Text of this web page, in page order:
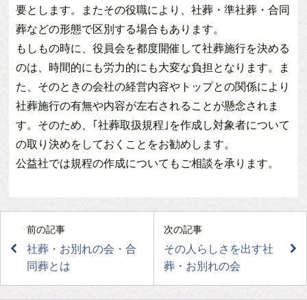
要とします。またその役職により、社葬・準社葬・合同
葬などの形態で区別する場合もあります。
もしもの時に、役員会を都度開催して社葬施行を決める
のは、時間的にも労力的にも大変な負担となります。ま
た、そのときの会社の経営内容やトップとの関係により
社葬施行の有無や内容が左右されることが懸念されま
す。そのため、｢社葬取扱規程｣を作成し対象者について
の取り決めをしておくことをお勧めします。
公益社では規程の作成についてもご相談を承ります。
前の記事
社葬・お別れの会・合
同葬とは
次の記事
その人らしさを出す社
葬・お別れの会